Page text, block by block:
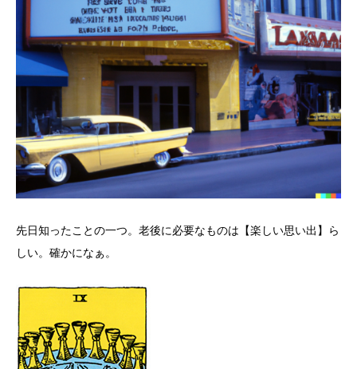
先日知ったことの一つ。老後に必要なものは【楽しい思い出】ら
しい。確かになぁ。